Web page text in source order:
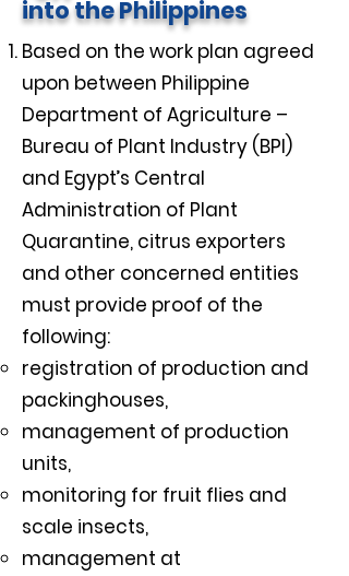
into the Philippines
Based on the work plan agreed
upon between Philippine
Department of Agriculture –
Bureau of Plant Industry (BPI)
and Egypt’s Central
Administration of Plant
Quarantine, citrus exporters
and other concerned entities
must provide proof of the
following:
registration of production and
packinghouses,
management of production
units,
monitoring for fruit flies and
scale insects,
management at